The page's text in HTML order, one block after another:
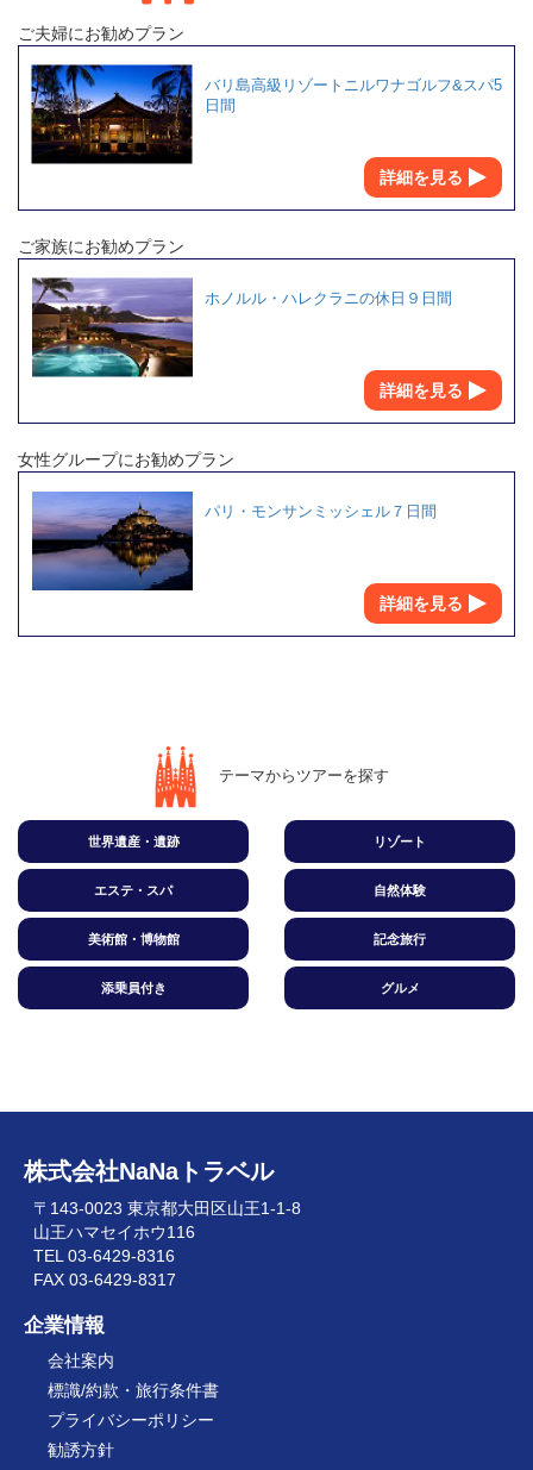
ご夫婦にお勧めプラン
バリ島高級リゾートニルワナゴルフ&スパ5
日間
詳細を見る
ご家族にお勧めプラン
ホノルル・ハレクラニの休日９日間
詳細を見る
女性グループにお勧めプラン
パリ・モンサンミッシェル７日間
詳細を見る
テーマからツアーを探す
世界遺産・遺跡 リゾート
エステ・スパ 自然体験
美術館・博物館 記念旅行
添乗員付き グルメ
株式会社NaNaトラベル
〒143-0023 東京都大田区山王1-1-8
山王ハマセイホウ116
TEL 03-6429-8316
FAX 03-6429-8317
企業情報
会社案内
標識/約款・旅行条件書
プライバシーポリシー
勧誘方針